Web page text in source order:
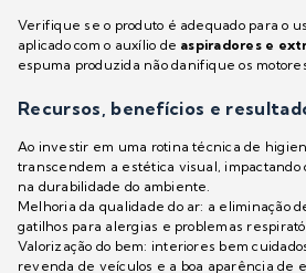
Verifique se o produto é adequado para o
aplicado com o auxílio de aspiradores e
espuma produzida não danifique os
Recursos, benefícios e
Ao investir em uma rotina técnica de
transcendem a estética visual,
na durabilidade do ambiente.
Melhoria da qualidade do ar: a eliminação
gatilhos para alergias e problemas
Valorização do bem: interiores bem
revenda de veículos e a boa aparência de